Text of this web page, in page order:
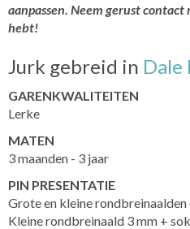
aanpassen. Neem gerust contact
hebt!
Jurk gebreid in Dale
GARENKWALITEITEN
Lerke
MATEN
3 maanden - 3 jaar
PIN PRESENTATIE
Grote en kleine rondbreinaalden
Kleine rondbreinaald 3 mm +